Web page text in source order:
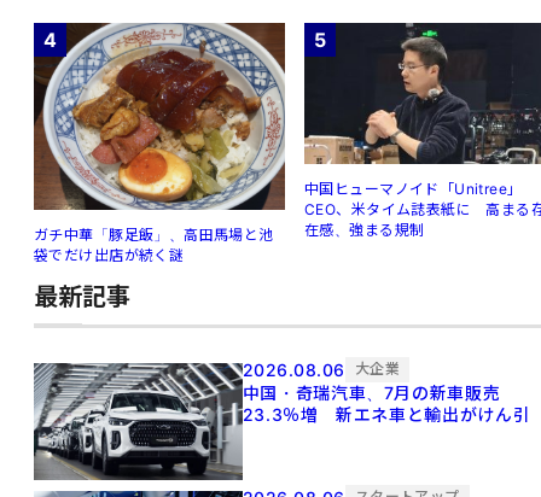
4
ガチ中華「豚足飯」、高田馬場と池
袋でだけ出店が続く謎
5
中国ヒューマノイド「Unitree」
CEO、米タイム誌表紙に 高まる
在感、強まる規制
最新記事
2026.08.06 大企業
中国・奇瑞汽車、7月の新車販売
23.3％増 新エネ車と輸出がけん引